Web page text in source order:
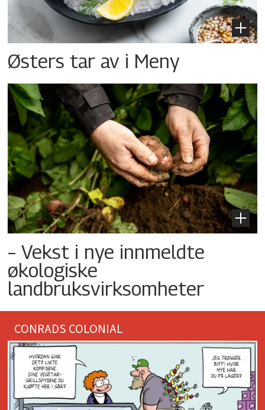
Østers tar av i Meny
– Vekst i nye innmeldte
økologiske
landbruksvirksomheter
CONRADS COLONIAL